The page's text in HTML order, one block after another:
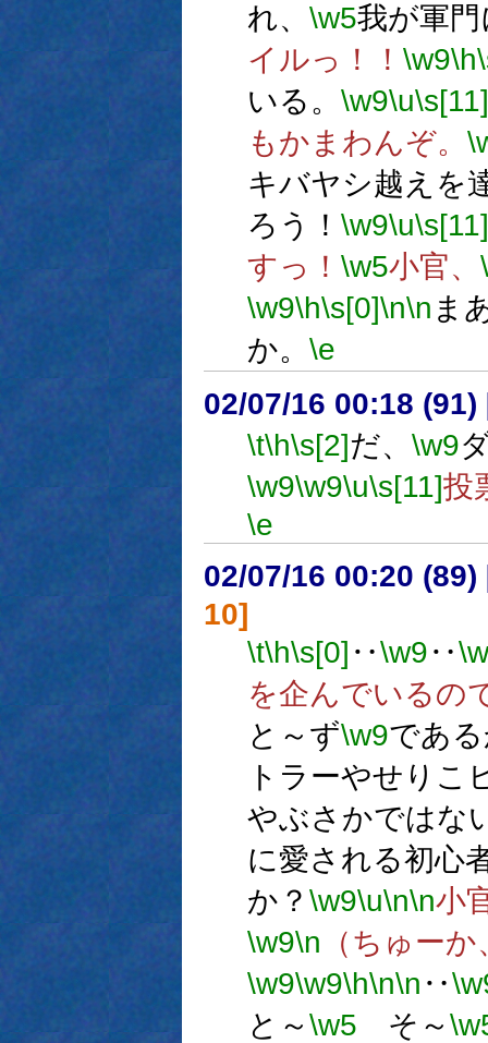
れ、 \w5我が軍
イルっ！！ \w9\h
いる。 \w9\u\s[11]
もかまわんぞ。
キバヤシ越えを
ろう！ \w9\u\s[11]
すっ！ \w5小官、
\w9\h\s[0]\n\n ま
か。 \e
02/07/16 00:18 (91)
\t\h\s[2]だ、 \w9
\w9\w9\u\s[11]投
\e
02/07/16 00:20 (89)
10]
\t\h\s[0] ‥\w9‥
を企んでいるの
と～ず\w9であ
トラーやせりこ
やぶさかではな
に愛される初心
か？ \w9\u\n\n小
\w9\n （ちゅー
\w9\w9\h\n\n ‥
と～\w5 そ～